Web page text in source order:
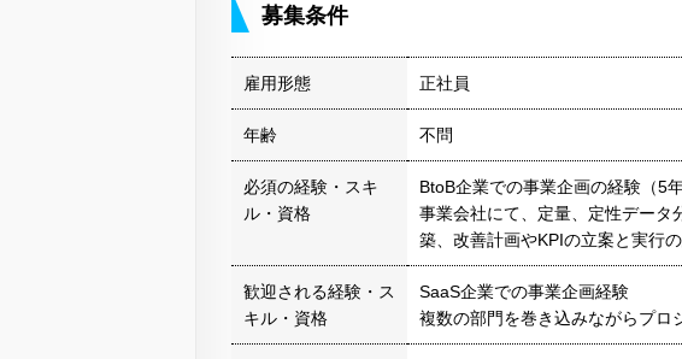
募集条件
雇用形態 正社員
年齢 不問
必須の経験・スキ
ル・資格
BtoB企業での事業企画の経験（5年
事業会社にて、定量、定性データ
築、改善計画やKPIの立案と実行
歓迎される経験・ス
キル・資格
SaaS企業での事業企画経験
複数の部門を巻き込みながらプロ